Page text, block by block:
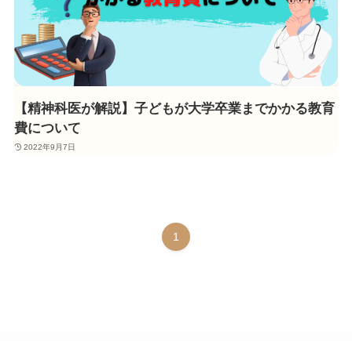
【精神科医が解説】子どもが大学卒業までかかる教育
費について
2022年9月7日
1